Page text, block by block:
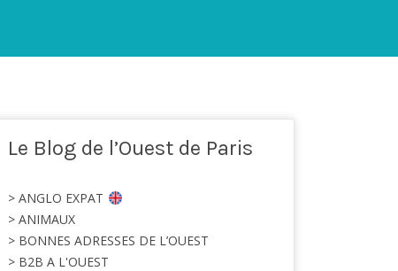
Le Blog de l’Ouest de Paris
> ANGLO EXPAT
> ANIMAUX
> BONNES ADRESSES DE L’OUEST
> B2B A L'OUEST